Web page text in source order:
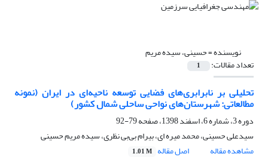
نویسنده =حسینی، سیده مریم
تعداد مقالات: 1
تحلیلی بر نابرابری‌های فضایی توسعه ناحیه‌ای در ایران (نمونه
مطالعاتی: شهرستان‌های نواحی ساحلی شمال کشور)
دوره 3، شماره 6، اسفند 1398، صفحه
79-92
سیدعلی حسینی، محمد میره ای، بیرام بی‌بی نظری، سیده مریم حسینی
مشاهده مقاله
اصل مقاله 1.01 M